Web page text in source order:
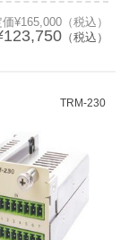
価¥165,000（税込）
（税込）
TRM-230